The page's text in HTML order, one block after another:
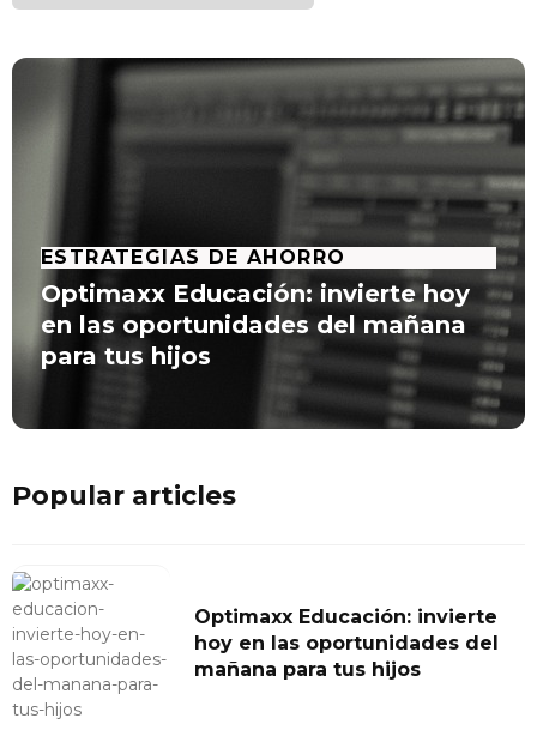
ESTRATEGIAS DE AHORRO
Optimaxx Educación: invierte hoy
en las oportunidades del mañana
para tus hijos
Popular articles
Optimaxx Educación: invierte
hoy en las oportunidades del
mañana para tus hijos